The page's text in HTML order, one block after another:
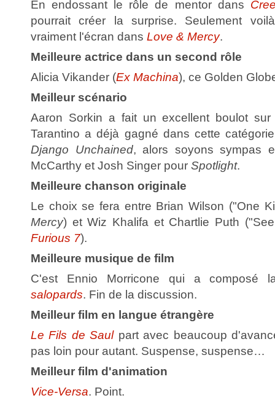
En endossant le rôle de mentor dans
pourrait créer la surprise. Seulement
vraiment l'écran dans Love & Mercy.
Meilleure actrice dans un second rôle
Alicia Vikander (Ex Machina), ce Golden
Meilleur scénario
Aaron Sorkin a fait un excellent boulot
Tarantino a déjà gagné dans cette
Django Unchained, alors soyons sympas
McCarthy et Josh Singer pour Spotlight.
Meilleure chanson originale
Le choix se fera entre Brian Wilson ("One
Mercy) et Wiz Khalifa et Chartlie Puth
Furious 7).
Meilleure musique de film
C'est Ennio Morricone qui a composé
salopards. Fin de la discussion.
Meilleur film en langue étrangère
Le Fils de Saulpart avec beaucoup
pas loin pour autant. Suspense, suspense…
Meilleur film d'animation
Vice-Versa. Point.